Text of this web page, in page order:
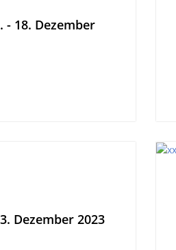
- 18. Dezember
Dezember 2023